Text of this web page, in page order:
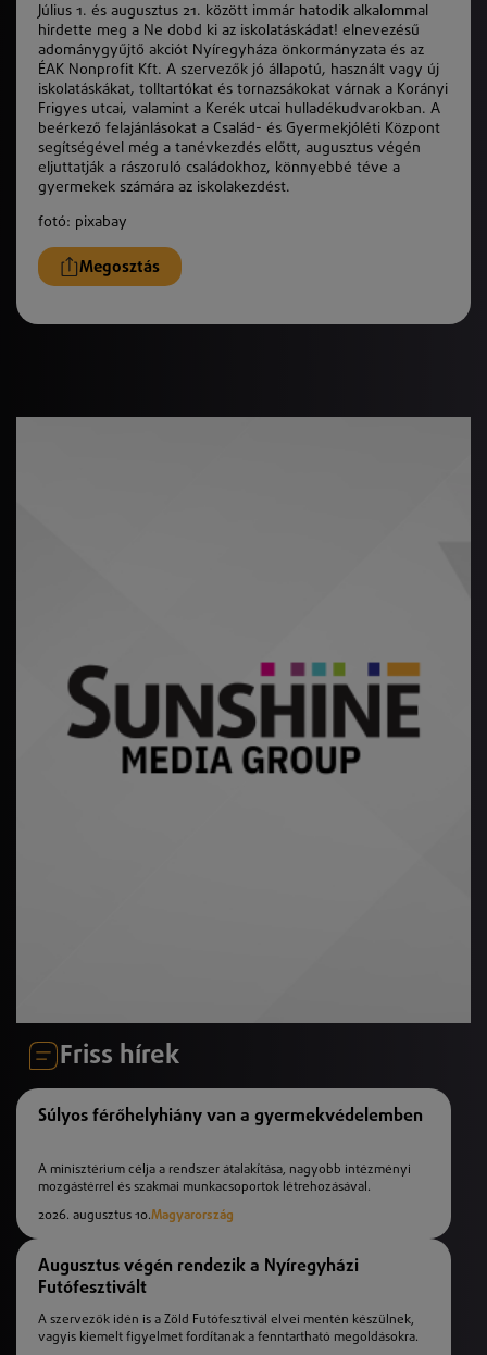
Július 1. és augusztus 21. között immár hatodik alkalommal
hirdette meg a Ne dobd ki az iskolatáskádat! elnevezésű
adománygyűjtő akciót Nyíregyháza önkormányzata és az
ÉAK Nonprofit Kft. A szervezők jó állapotú, használt vagy új
iskolatáskákat, tolltartókat és tornazsákokat várnak a Korányi
Frigyes utcai, valamint a Kerék utcai hulladékudvarokban. A
beérkező felajánlásokat a Család- és Gyermekjóléti Központ
segítségével még a tanévkezdés előtt, augusztus végén
eljuttatják a rászoruló családokhoz, könnyebbé téve a
gyermekek számára az iskolakezdést.
fotó: pixabay
Megosztás
Friss hírek
Súlyos férőhelyhiány van a gyermekvédelemben
A minisztérium célja a rendszer átalakítása, nagyobb intézményi
mozgástérrel és szakmai munkacsoportok létrehozásával.
2026. augusztus 10.Magyarország
Augusztus végén rendezik a Nyíregyházi
Futófesztivált
A szervezők idén is a Zöld Futófesztivál elvei mentén készülnek,
vagyis kiemelt figyelmet fordítanak a fenntartható megoldásokra.